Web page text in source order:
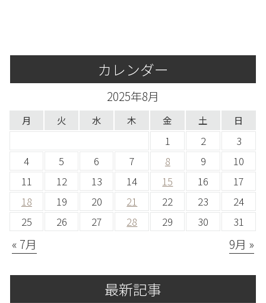
カレンダー
2025年8月
月 火 水 木 金 土 日
1 2
3
4
5 6 7 8 9
10
11
12 13 14 15 16
17
18
19 20 21 22 23
24
25
26 27 28 29 30 31
« 7月 9月 »
最新記事